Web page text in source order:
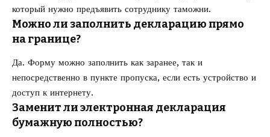
который нужно предъявить сотруднику таможни.
Можно ли заполнить декларацию прямо
на границе?
Да. Форму можно заполнить как заранее, так и
непосредственно в пункте пропуска, если есть устройство и
доступ к интернету.
Заменит ли электронная декларация
бумажную полностью?